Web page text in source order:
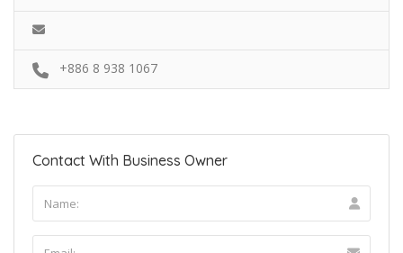
+886 8 938 1067
Contact With Business Owner